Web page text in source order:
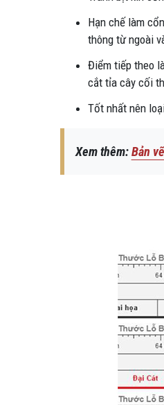
Hạn chế làm
thông từ ngoài
Điểm tiếp theo
cắt tỉa cây cối
Tốt nhất nên
Xem thêm:Bản